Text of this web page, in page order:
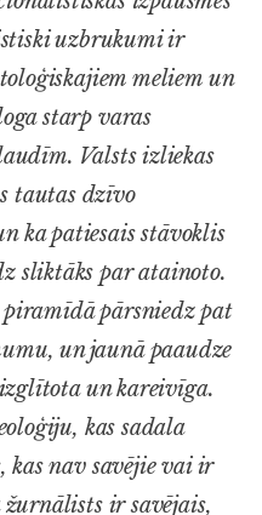
uzbrukumi ir
meliem un
starp varas
Valsts izliekas
tautas dzīvo
ka patiesais stāvoklis
sliktāks par atainoto.
pārsniedz pat
un jaunā paaudze
un kareivīga.
kas sadala
kas nav savējie vai ir
žurnālists ir savējais,